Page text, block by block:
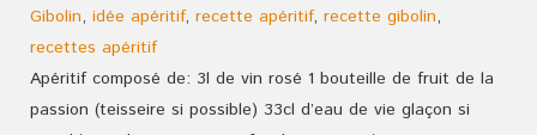
Gibolin, idée apéritif, recette apéritif, recette gibolin,
recettes apéritif
Apéritif composé de: 3l de vin rosé 1 bouteille de fruit de la
passion (teisseire si possible) 33cl d’eau de vie glaçon si